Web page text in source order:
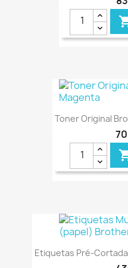
Toner Original
Etiquetas Pré-